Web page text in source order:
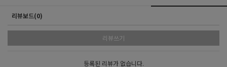
리뷰보드(0)
리뷰쓰기
등록된 리뷰가 없습니다.